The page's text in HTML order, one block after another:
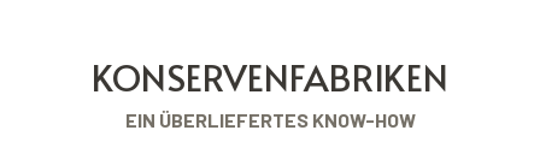
KONSERVENFABRIKEN
EIN ÜBERLIEFERTES KNOW-HOW